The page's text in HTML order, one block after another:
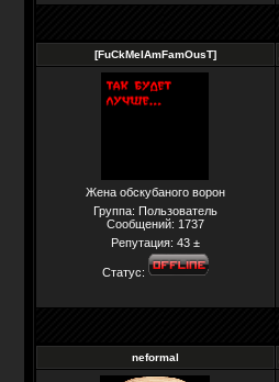
[FuCkMeIAmFamOusT]
Жена обскубаного ворон
Группа: Пользователь
Сообщений: 1737
Репутация: 43 ±
Статус:
neformal